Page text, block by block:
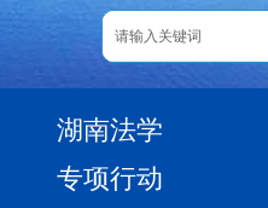
湖南法学
专项行动